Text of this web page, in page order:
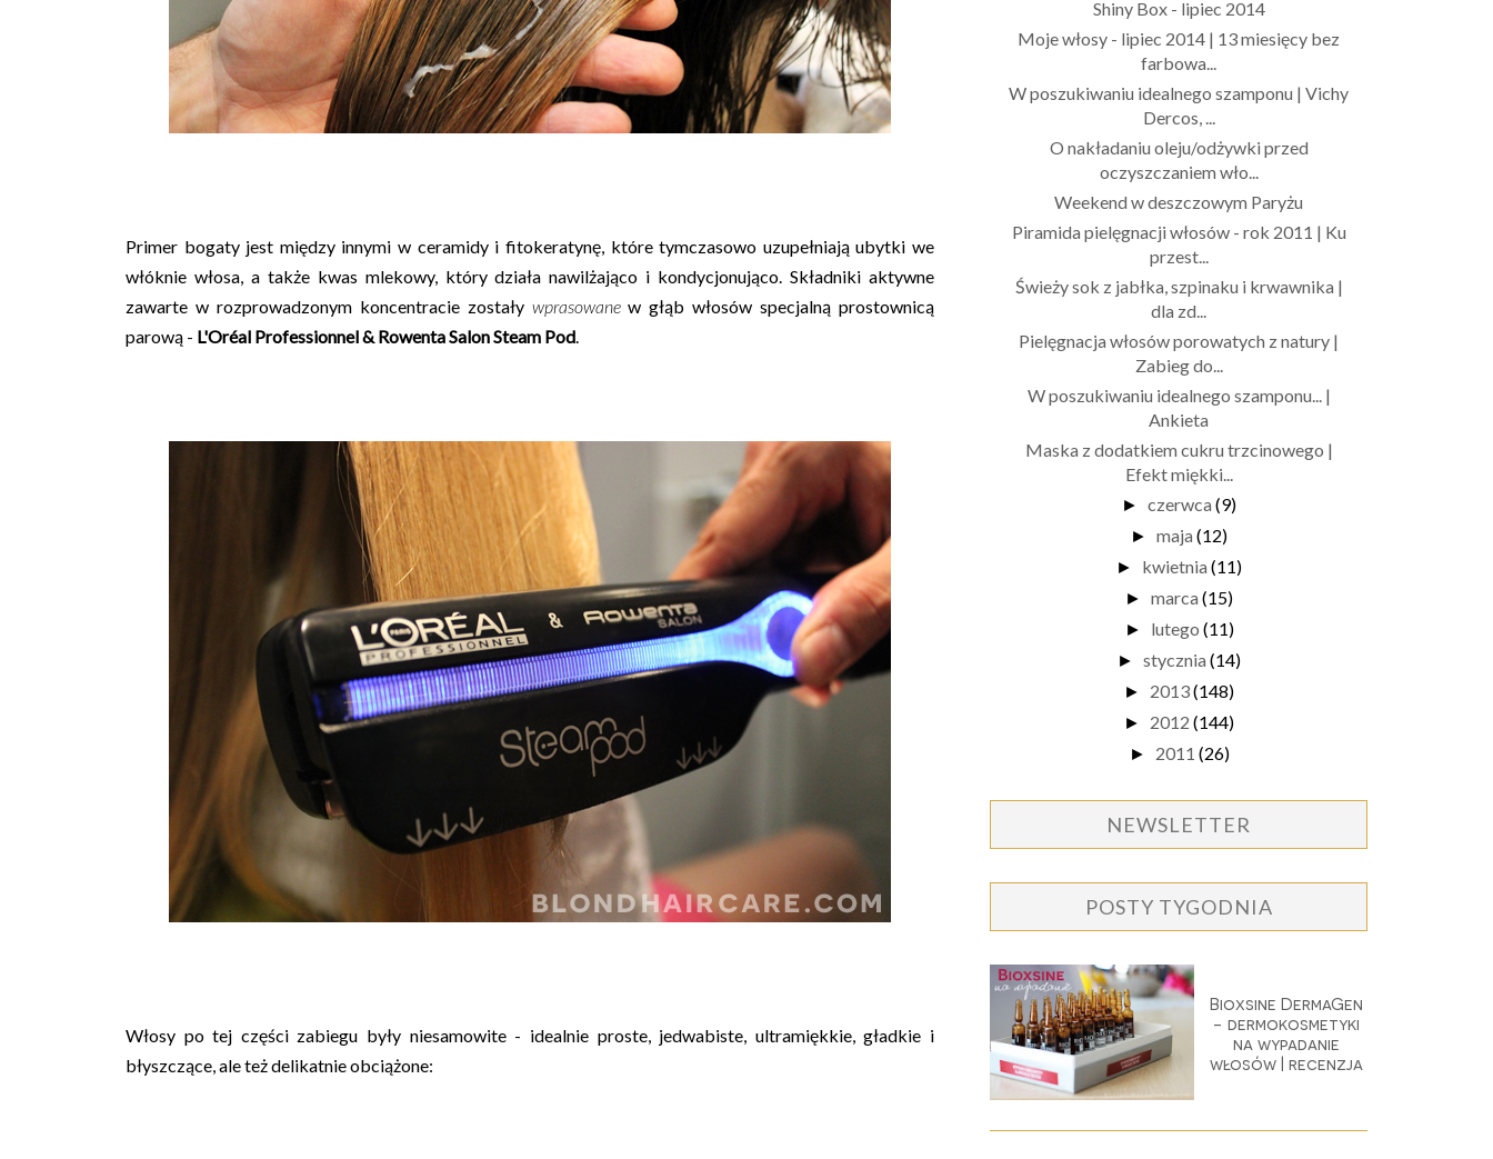
Primer bogaty jest między innymi w ceramidy i fitokeratynę, które tymczasowo uzupełniają ubytki we
włóknie włosa, a także kwas mlekowy, który działa nawilżająco i kondycjonująco. Składniki aktywne
zawarte w rozprowadzonym koncentracie zostały wprasowanew głąb włosów specjalną prostownicą
parową - L'Oréal Professionnel & Rowenta Salon Steam Pod.
Włosy po tej części zabiegu były niesamowite - idealnie proste, jedwabiste, ultramiękkie, gładkie i
błyszczące, ale też delikatnie obciążone:
Shiny Box - lipiec 2014
Moje włosy - lipiec 2014 | 13 miesięcy bez
farbowa...
W poszukiwaniu idealnego szamponu | Vichy
Dercos, ...
O nakładaniu oleju/odżywki przed
oczyszczaniem wło...
Weekend w deszczowym Paryżu
Piramida pielęgnacji włosów - rok 2011 | Ku
przest...
Świeży sok z jabłka, szpinaku i krwawnika |
dla zd...
Pielęgnacja włosów porowatych z natury |
Zabieg do...
W poszukiwaniu idealnego szamponu... |
Ankieta
Maska z dodatkiem cukru trzcinowego |
Efekt miękki...
► czerwca (9)
► maja (12)
► kwietnia (11)
► marca (15)
► lutego (11)
► stycznia (14)
► 2013(148)
► 2012 (144)
► 2011 (26)
NEWSLETTER
POSTY TYGODNIA
Bioxsine DermaGen
- dermokosmetyki
na wypadanie
włosów | recenzja